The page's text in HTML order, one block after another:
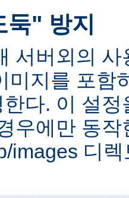
둑" 방지
서버외의
미지를 포함
다. 이 설
우에만 동
images 디